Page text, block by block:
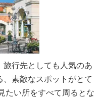
旅行先としても人気のあ
素敵なスポットがとて
たい所をすべて周るとな